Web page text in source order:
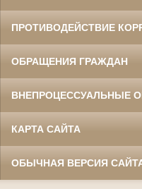
ПРОТИВОДЕЙСТВИЕ
ОБРАЩЕНИЯ ГРАЖДАН
ВНЕПРОЦЕССУАЛЬНЫЕ
КАРТА САЙТА
ОБЫЧНАЯ ВЕРСИЯ